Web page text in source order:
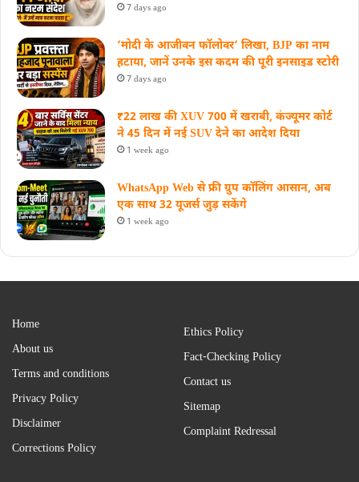
7 days ago
‘मोदी के आजीवन फॉलोवर’ लिखा, BJP का नाम
हटाया, जानें उनके इस कदम की पूरी इनसाइड स्‍टोरी
7 days ago
₹22 लाख की XUV 700 में खराबी, कंज्यूमर कोर्ट
ने 45 दिन में नई SUV देने का आदेश दिया
1 week ago
WhatsApp Web से फ्री ग्रुप कॉलिंग आसान, अब
एक साथ 32 यूजर्स जुड़ सकेंगे
1 week ago
Home
About us
Terms and conditions
Privacy Policy
Disclaimer
Corrections Policy
Ethics Policy
Fact-Checking Policy
Contact us
Sitemap
Complaint Redressal